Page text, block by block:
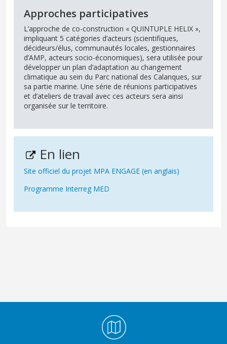
Approches participatives
L’approche de co-construction « QUINTUPLE HELIX »,
impliquant 5 catégories d’acteurs (scientifiques,
décideurs/élus, communautés locales, gestionnaires
d’AMP, acteurs socio-économiques), sera utilisée pour
développer un plan d’adaptation au changement
climatique au sein du Parc national des Calanques, sur
sa partie marine. Une série de réunions participatives
et d’ateliers de travail avec ces acteurs sera ainsi
organisée sur le territoire.
En lien
Site officiel du projet MPA ENGAGE (en anglais)
Programme Interreg MED